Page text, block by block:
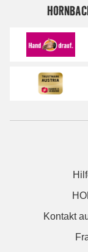
Kontakt